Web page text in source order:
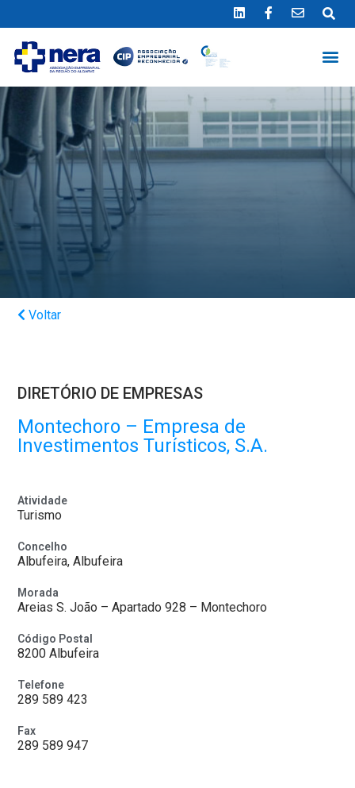
Voltar
DIRETÓRIO DE EMPRESAS
Montechoro – Empresa de
Investimentos Turísticos, S.A.
Atividade
Turismo
Concelho
Albufeira, Albufeira
Morada
Areias S. João – Apartado 928 – Montechoro
Código Postal
8200 Albufeira
Telefone
289 589 423
Fax
289 589 947